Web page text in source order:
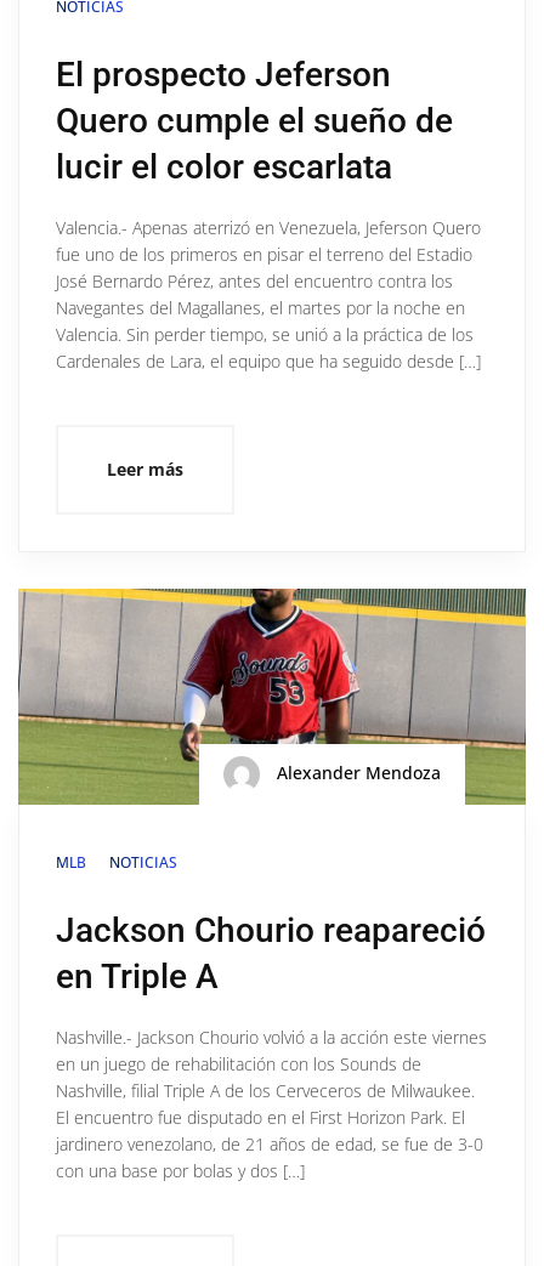
NOTICIAS
El prospecto Jeferson
Quero cumple el sueño de
lucir el color escarlata
Valencia.- Apenas aterrizó en Venezuela, Jeferson Quero
fue uno de los primeros en pisar el terreno del Estadio
José Bernardo Pérez, antes del encuentro contra los
Navegantes del Magallanes, el martes por la noche en
Valencia. Sin perder tiempo, se unió a la práctica de los
Cardenales de Lara, el equipo que ha seguido desde […]
Leer más
Alexander Mendoza
MLB NOTICIAS
Jackson Chourio reapareció
en Triple A
Nashville.- Jackson Chourio volvió a la acción este viernes
en un juego de rehabilitación con los Sounds de
Nashville, filial Triple A de los Cerveceros de Milwaukee.
El encuentro fue disputado en el First Horizon Park. El
jardinero venezolano, de 21 años de edad, se fue de 3-0
con una base por bolas y dos […]